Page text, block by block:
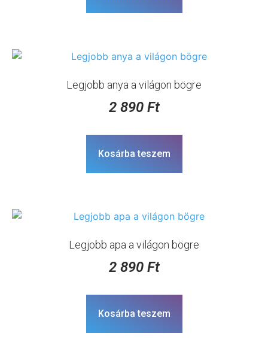
Legjobb anya a világon bögre
2 890 Ft
Kosárba teszem
Legjobb apa a világon bögre
2 890 Ft
Kosárba teszem